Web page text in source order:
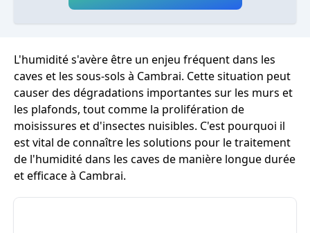
L'humidité s'avère être un enjeu fréquent dans les
caves et les sous-sols à Cambrai. Cette situation peut
causer des dégradations importantes sur les murs et
les plafonds, tout comme la prolifération de
moisissures et d'insectes nuisibles. C'est pourquoi il
est vital de connaître les solutions pour le traitement
de l'humidité dans les caves de manière longue durée
et efficace à Cambrai.